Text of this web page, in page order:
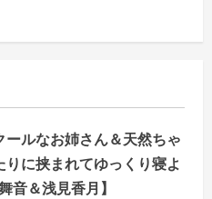
ールなお姉さん＆天然ちゃ
に挟まれてゆっくり寝よ
音＆浅見香月】